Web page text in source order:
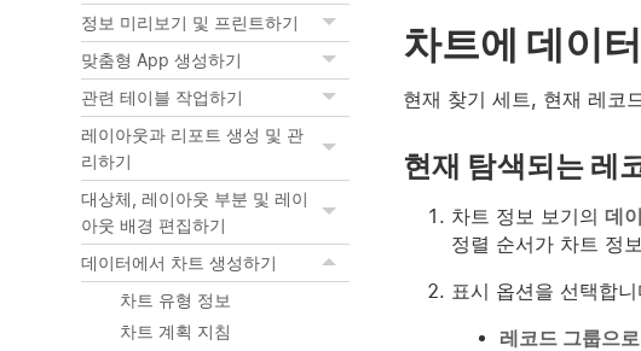
정보 미리보기 및 프린트하기
맞춤형 App 생성하기
관련 테이블 작업하기
레이아웃과 리포트 생성 및 관
리하기
대상체, 레이아웃 부분 및 레이
아웃 배경 편집하기
데이터에서 차트 생성하기
차트 유형 정보
차트 계획 지침
차트에 데이
현재 찾기 세트, 현재 레코
현재 탐색되는 레
차트 정보 보기의 데
정렬 순서가 차트 정
표시 옵션을 선택합니
레코드 그룹으